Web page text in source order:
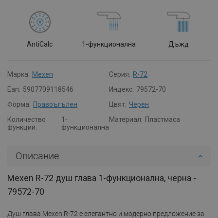
AntiCalc 1-функционална Дъжд
Марка: Mexen Серия: R-72
Ean: 5907709118546 Индекс: 79572-70
Форма: Правоъгълен Цвят: Черен
Количество
функции:
1-
функционална
Материал: Пластмаса
Описание
Mexen R-72 душ глава 1-функционална, черна -
79572-70
Душ глава Mexen R-72 е елегантно и модерно предложение за